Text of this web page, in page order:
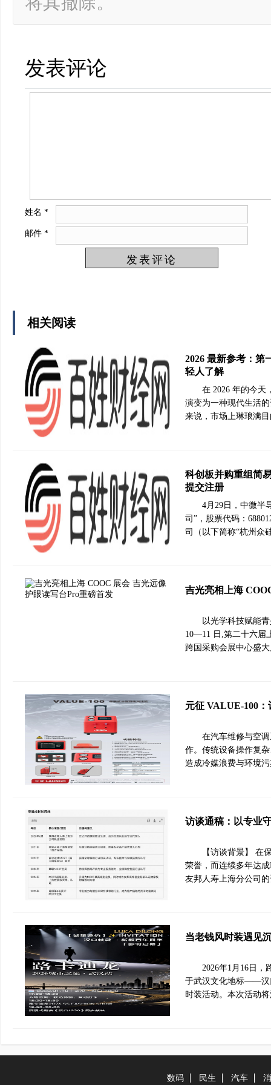
发表评论
姓名 *
邮件 *
相关阅读
2026 最新参考：第
轻人了解
在 2026 年的今天
演变为一种现代生活
来说，市场上琳琅满
科创板并购重组简
提交注册
4月29日，中微半
司”，股票代码：
司（以下简称“杭州众
吉光亮相上海
以光学科技赋能
10—11 日,第二十六届
跨国采购会展中心盛
元征 VALUE-100
在汽车维修与空
作。传统设备操作复
造成冷媒浪费与环境
访谈通稿：以专业
【访谈背景】 在
荣誉，而连续多年达
友邦人寿上海分公司
当老钱风时装遇见
2026年1月16日
于武汉文化地标——汉
时装活动。本次活动
数码 民生 汽车